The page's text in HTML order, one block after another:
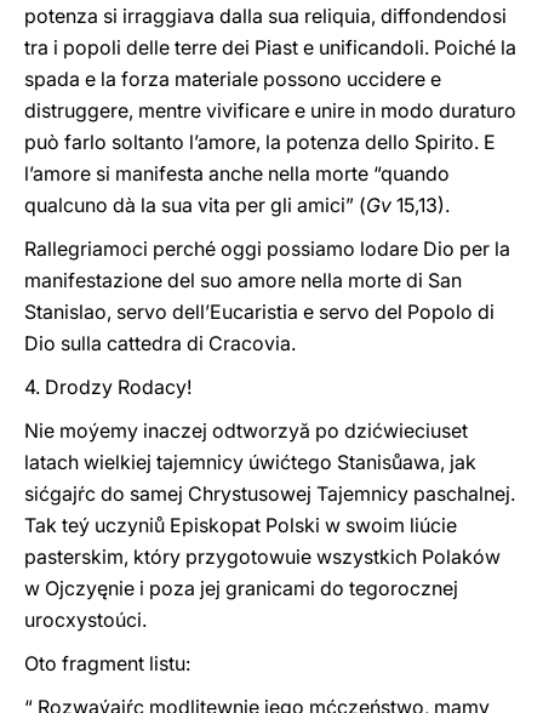
potenza si irraggiava dalla sua reliquia, diffondendosi
tra i popoli delle terre dei Piast e unificandoli. Poiché la
spada e la forza materiale possono uccidere e
distruggere, mentre vivificare e unire in modo duraturo
può farlo soltanto l’amore, la potenza dello Spirito. E
l’amore si manifesta anche nella morte “quando
qualcuno dà la sua vita per gli amici” (Gv 15,13).
Rallegriamoci perché oggi possiamo lodare Dio per la
manifestazione del suo amore nella morte di San
Stanislao, servo dell’Eucaristia e servo del Popolo di
Dio sulla cattedra di Cracovia.
4. Drodzy Rodacy!
Nie moýemy inaczej odtworzyă po dzićwieciuset
latach wielkiej tajemnicy úwićtego Stanisůawa, jak
sićgajŕc do samej Chrystusowej Tajemnicy paschalnej.
Tak teý uczyniů Episkopat Polski w swoim liúcie
pasterskim, który przygotowuie wszystkich Polaków
w Ojczyęnie i poza jej granicami do tegorocznej
urocxystoúci.
Oto fragment listu:
“ Rozwaýajŕc modlitewnie jego mćczeństwo, mamy